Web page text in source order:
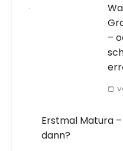
–
Erstmal Matura
dann?